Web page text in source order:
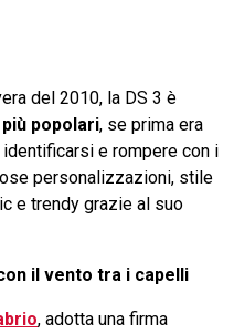
del 2010, la DS 3 è
popolari, se prima era
e rompere con i
personalizzazioni, stile
e trendy grazie al suo
il vento tra i capelli
, adotta una firma